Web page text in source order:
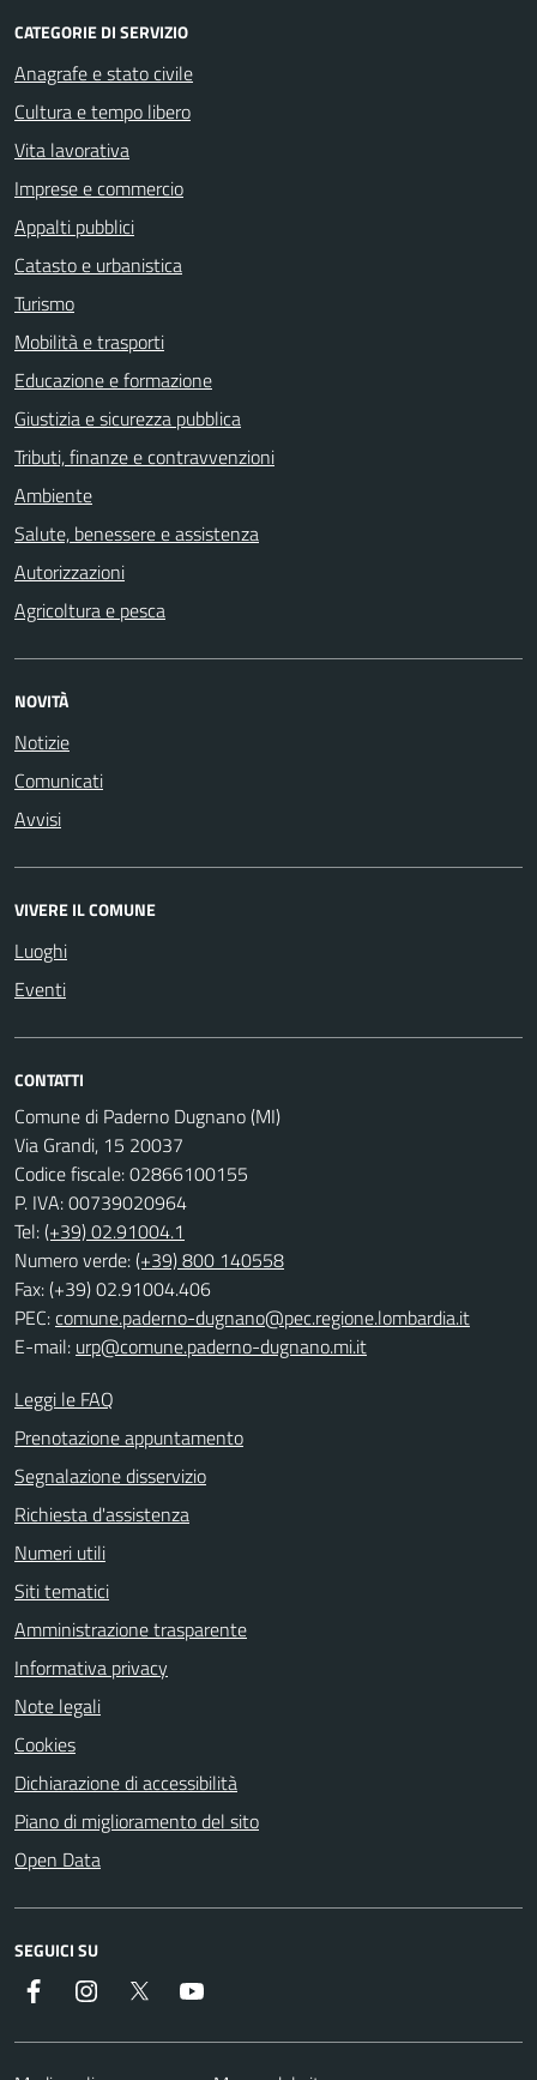
CATEGORIE DI SERVIZIO
Anagrafe e stato civile
Cultura e tempo libero
Vita lavorativa
Imprese e commercio
Appalti pubblici
Catasto e urbanistica
Turismo
Mobilità e trasporti
Educazione e formazione
Giustizia e sicurezza pubblica
Tributi, finanze e contravvenzioni
Ambiente
Salute, benessere e assistenza
Autorizzazioni
Agricoltura e pesca
NOVITÀ
Notizie
Comunicati
Avvisi
VIVERE IL COMUNE
Luoghi
Eventi
CONTATTI
Comune di Paderno Dugnano (MI)
Via Grandi, 15 20037
Codice fiscale: 02866100155
P. IVA: 00739020964
Tel:(+39) 02.91004.1
Numero verde:(+39) 800 140558
Fax: (+39) 02.91004.406
PEC:comune.paderno-dugnano@pec.regione.lombardia.it
E-mail: urp@comune.paderno-dugnano.mi.it
Leggi le FAQ
Prenotazione appuntamento
Segnalazione disservizio
Richiesta d'assistenza
Numeri utili
Siti tematici
Amministrazione trasparente
Informativa privacy
Note legali
Cookies
Dichiarazione di accessibilità
Piano di miglioramento del sito
Open Data
SEGUICI SU
Facebook InstagramTwitter